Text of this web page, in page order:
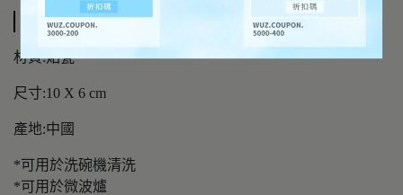
規格說明
材質:炻瓷
尺寸:10 X 6 cm
產地:中國
*可用於洗碗機清洗
*可用於微波爐